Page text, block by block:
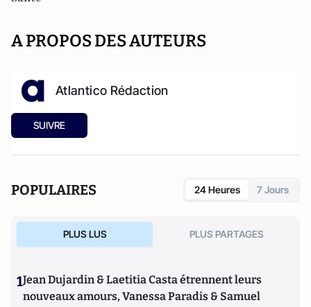
A PROPOS DES AUTEURS
Atlantico Rédaction
SUIVRE
POPULAIRES 24 Heures 7 Jours
PLUS LUS PLUS PARTAGES
1Jean Dujardin & Laetitia Casta étrennent leurs
nouveaux amours, Vanessa Paradis & Samuel